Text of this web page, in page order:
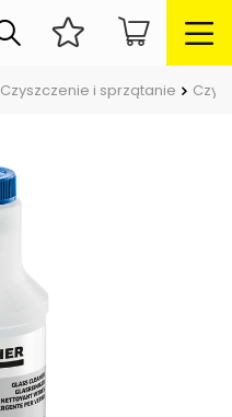
Czyszczenie i sprzątanie